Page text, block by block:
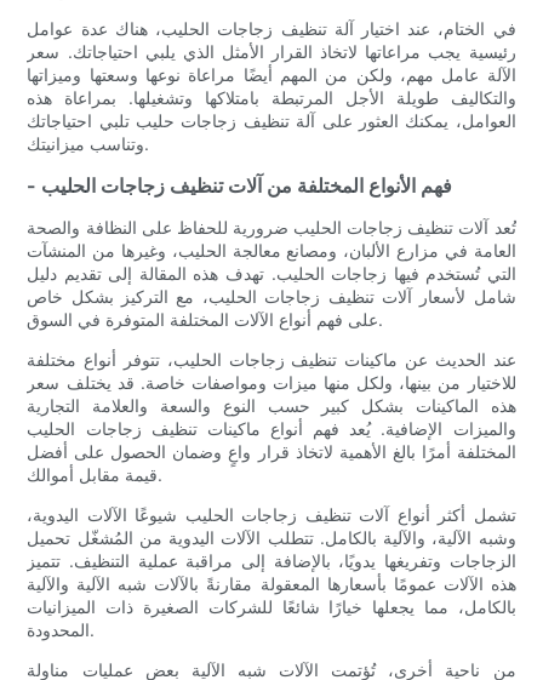
في الختام، عند اختيار آلة تنظيف زجاجات الحليب، هناك عدة عوامل
رئيسية يجب مراعاتها لاتخاذ القرار الأمثل الذي يلبي احتياجاتك. سعر
الآلة عامل مهم، ولكن من المهم أيضًا مراعاة نوعها وسعتها وميزاتها
والتكاليف طويلة الأجل المرتبطة بامتلاكها وتشغيلها. بمراعاة هذه
العوامل، يمكنك العثور على آلة تنظيف زجاجات حليب تلبي احتياجاتك
وتناسب ميزانيتك.
- فهم الأنواع المختلفة من آلات تنظيف زجاجات الحليب
تُعد آلات تنظيف زجاجات الحليب ضرورية للحفاظ على النظافة والصحة
العامة في مزارع الألبان، ومصانع معالجة الحليب، وغيرها من المنشآت
التي تُستخدم فيها زجاجات الحليب. تهدف هذه المقالة إلى تقديم دليل
شامل لأسعار آلات تنظيف زجاجات الحليب، مع التركيز بشكل خاص
على فهم أنواع الآلات المختلفة المتوفرة في السوق.
عند الحديث عن ماكينات تنظيف زجاجات الحليب، تتوفر أنواع مختلفة
للاختيار من بينها، ولكل منها ميزات ومواصفات خاصة. قد يختلف سعر
هذه الماكينات بشكل كبير حسب النوع والسعة والعلامة التجارية
والميزات الإضافية. يُعد فهم أنواع ماكينات تنظيف زجاجات الحليب
المختلفة أمرًا بالغ الأهمية لاتخاذ قرار واعٍ وضمان الحصول على أفضل
قيمة مقابل أموالك.
تشمل أكثر أنواع آلات تنظيف زجاجات الحليب شيوعًا الآلات اليدوية،
وشبه الآلية، والآلية بالكامل. تتطلب الآلات اليدوية من المُشغّل تحميل
الزجاجات وتفريغها يدويًا، بالإضافة إلى مراقبة عملية التنظيف. تتميز
هذه الآلات عمومًا بأسعارها المعقولة مقارنةً بالآلات شبه الآلية والآلية
بالكامل، مما يجعلها خيارًا شائعًا للشركات الصغيرة ذات الميزانيات
المحدودة.
من ناحية أخرى، تُؤتمت الآلات شبه الآلية بعض عمليات مناولة